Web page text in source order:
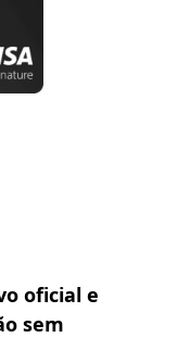
oficial e
sem